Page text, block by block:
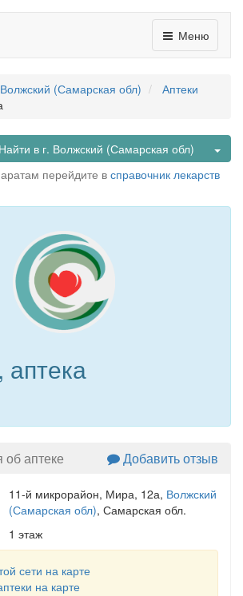
Меню
Волжский (Самарская обл)
Аптеки
Найти в г. Волжский (Самарская обл)
перейдите в справочник лекарств
аптека
аптеке Добавить отзыв
11-й микрорайон, Мира, 12а, Волжский
(Самарская обл), Самарская обл.
1 этаж
сети на карте
на карте